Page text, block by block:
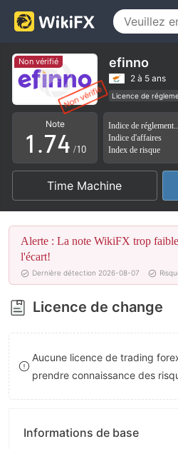
Non vérifié efinno
2 à 5 ans
Licence de
Région d'affaires
Note
0
1
2
3
4
5
6
7
8
9
.
3
4
5
6
7
8
9
0
1
2
3
4
5
6
7
9
/10
Indice d'affaires
Index de risque
Time Machine
Alerte : La note WikiFX trop
l'écart!
Dernière détection 2026-08-07
Licence de change
Aucune licence de trading
prendre connaissance des
Informations de base